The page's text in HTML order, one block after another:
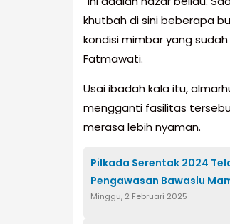
khutbah di sini beberapa
kondisi mimbar yang
Fatmawati.
Usai ibadah kala itu,
mengganti fasilitas
merasa lebih nyaman.
Pilkada Serentak 2024
Pengawasan Bawaslu
Minggu, 2 Februari 2025